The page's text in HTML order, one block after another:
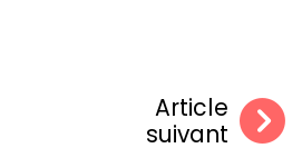
Article
suivant